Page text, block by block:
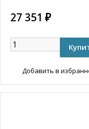
27 351 ₽
Добавить в